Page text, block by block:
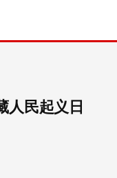
民起义日